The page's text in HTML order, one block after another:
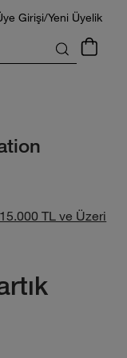
Girişi/Yeni Üyelik
TL ve Üzeri